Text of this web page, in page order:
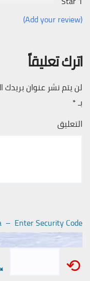
(Add your review)
اترك تعليقاً
لن يتم نشر عنوان بريدك
بـ*
التعليق
– Enter Security Code
⟲